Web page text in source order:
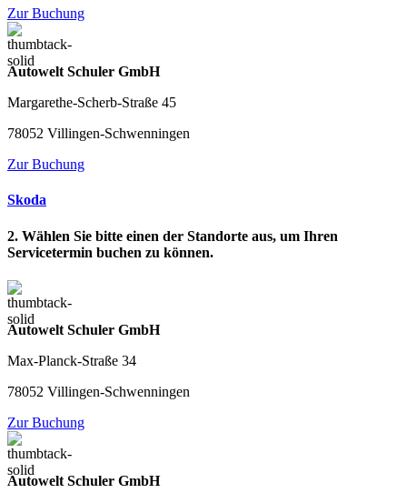
Zur Buchung
Autowelt Schuler GmbH
Margarethe-Scherb-Straße 45
78052 Villingen-Schwenningen
Zur Buchung
Skoda
2. Wählen Sie bitte einen der Standorte aus, um Ihren
Servicetermin buchen zu können.
Autowelt Schuler GmbH
Max-Planck-Straße 34
78052 Villingen-Schwenningen
Zur Buchung
Autowelt Schuler GmbH